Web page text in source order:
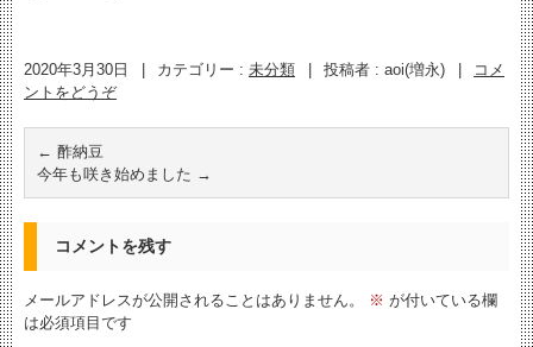
2020年3月30日 カテゴリー : 未分類 投稿者 : aoi(増永)
コメ
ントをどうぞ
← 酢納豆
今年も咲き始めました →
コメントを残す
メールアドレスが公開されることはありません。 ※ が付いている欄
は必須項目です